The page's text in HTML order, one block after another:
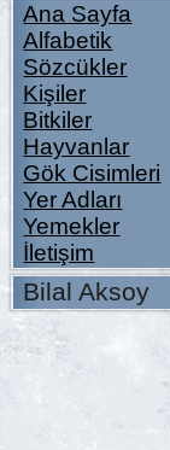
Ana Sayfa
Alfabetik
Sözcükler
Kişiler
Bitkiler
Hayvanlar
Gök Cisimleri
Yer Adları
Yemekler
İletişim
Bilal Aksoy